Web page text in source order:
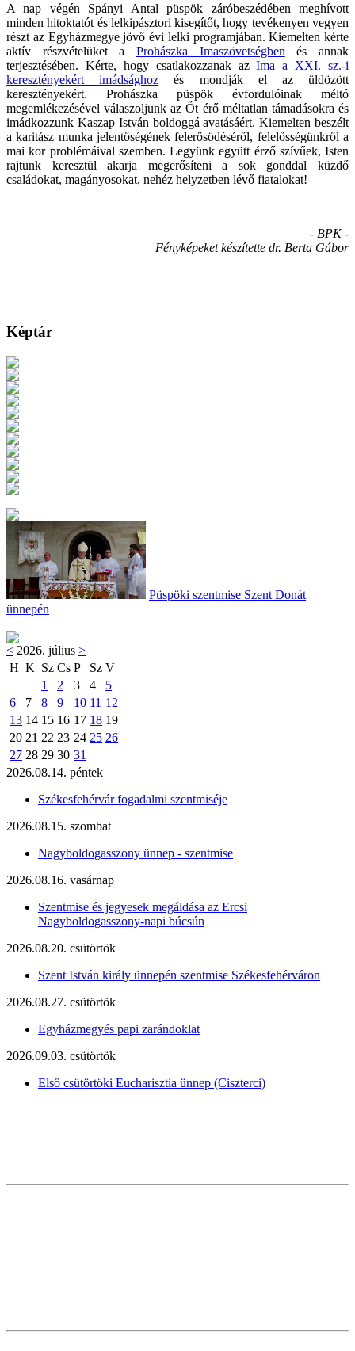
A nap végén Spányi Antal püspök záróbeszédében meghívott
minden hitoktatót és lelkipásztori kisegítőt, hogy tevékenyen vegyen
részt az Egyházmegye jövő évi lelki programjában. Kiemelten kérte
aktív részvételüket a Prohászka Imaszövetségben és annak
terjesztésében. Kérte, hogy csatlakozzanak azIma a XXI. sz.-i
keresztényekért imádsághoz és mondják el az üldözött
keresztényekért. Prohászka püspök évfordulóinak méltó
megemlékezésével válaszoljunk az Őt érő méltatlan támadásokra és
imádkozzunk Kaszap István boldoggá avatásáért. Kiemelten beszélt
a karitász munka jelentőségének felerősödéséről, felelősségünkről a
mai kor problémáival szemben. Legyünk együtt érző szívűek, Isten
rajtunk keresztül akarja megerősíteni a sok gonddal küzdő
családokat, magányosokat, nehéz helyzetben lévő fiatalokat!
- BPK -
Fényképeket készítette dr. Berta Gábor
Képtár
Püspöki szentmise Szent Donát
ünnepén
< 2026. július >
H K Sz Cs P Sz V
1
2 3 4
5
6
7 8 9 10 11 12
13 14 15 16 17 18 19
20 21 22 23 24 25 26
27 28 29 30 31
2026.08.14. péntek
Székesfehérvár fogadalmi szentmiséje
2026.08.15. szombat
Nagyboldogasszony ünnep - szentmise
2026.08.16. vasárnap
Szentmise és jegyesek megáldása az Ercsi
Nagyboldogasszony-napi búcsún
2026.08.20. csütörtök
Szent István király ünnepén szentmise Székesfehérváron
2026.08.27. csütörtök
Egyházmegyés papi zarándoklat
2026.09.03. csütörtök
Első csütörtöki Eucharisztia ünnep (Ciszterci)